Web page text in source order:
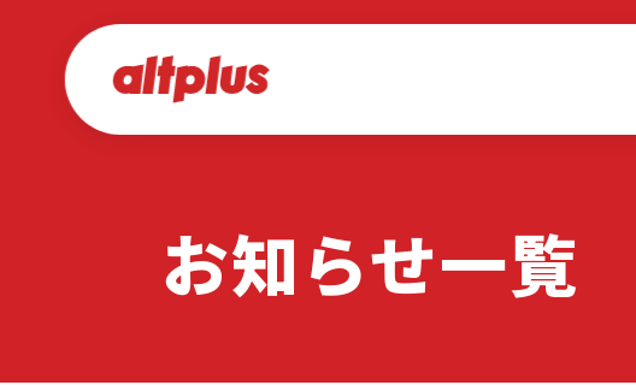
お知らせ一覧